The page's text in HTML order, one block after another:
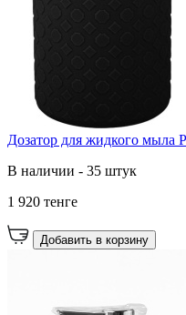
Дозатор для жидкого мыла
В наличии - 35 штук
1 920 тенге
Добавить в корзину